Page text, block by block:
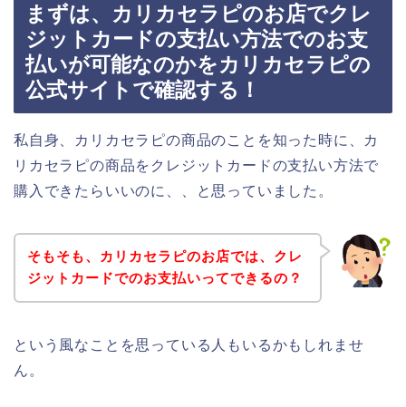
まずは、カリカセラピのお店でクレ
ジットカードの支払い方法でのお支
払いが可能なのかをカリカセラピの
公式サイトで確認する！
私自身、カリカセラピの商品のことを知った時に、カ
リカセラピの商品をクレジットカードの支払い方法で
購入できたらいいのに、、と思っていました。
そもそも、カリカセラピのお店では、クレ
ジットカードでのお支払いってできるの？
という風なことを思っている人もいるかもしれませ
ん。